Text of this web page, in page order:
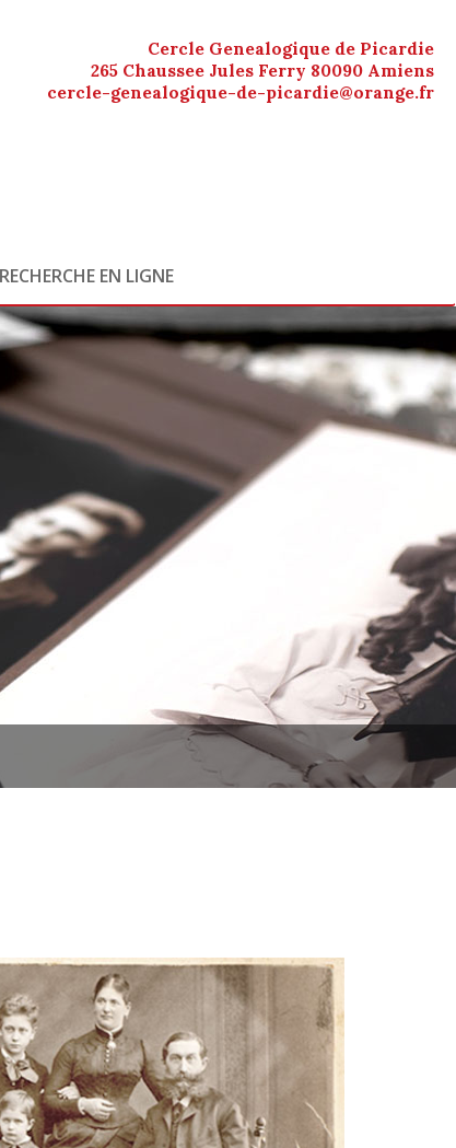
Cercle Genealogique de Picardie
265 Chaussee Jules Ferry 80090 Amiens
cercle-genealogique-de-picardie@orange.fr
RECHERCHE EN LIGNE